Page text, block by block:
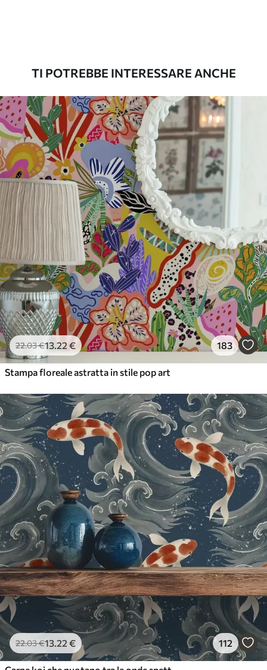
Standard
45.0027.00€/m²
Premium
56.6734.00 €/m²
Vinile Premium
65.00 .00 € /m²
TI POTREBBE INTERESSARE ANCHE
22.03€13.22€ 183
Stampa floreale astratta in stile pop art
22.03€13.22 € 112